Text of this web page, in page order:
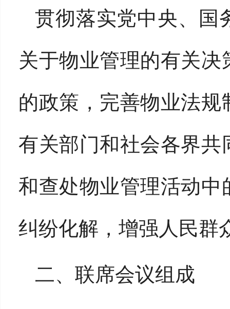
贯彻落实党中央、国
关于物业管理的有关
的政策，完善物业法
有关部门和社会各界
和查处物业管理活动
纠纷化解，增强人民群
二、联席会议组成